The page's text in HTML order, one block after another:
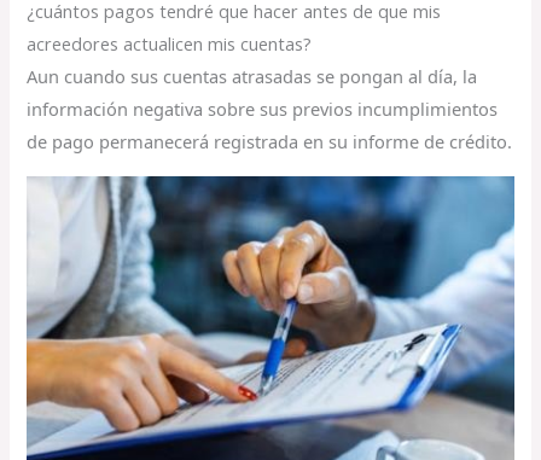
¿cuántos pagos tendré que hacer antes de que mis
acreedores actualicen mis cuentas?
Aun cuando sus cuentas atrasadas se pongan al día, la
información negativa sobre sus previos incumplimientos
de pago permanecerá registrada en su informe de crédito.